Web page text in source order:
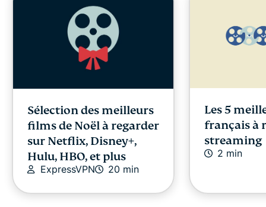
Sélection des meilleurs
films de Noël à regarder
sur Netflix, Disney+,
Hulu, HBO, et plus
ExpressVPN 20 min
Les 5
français à
streaming
2 min